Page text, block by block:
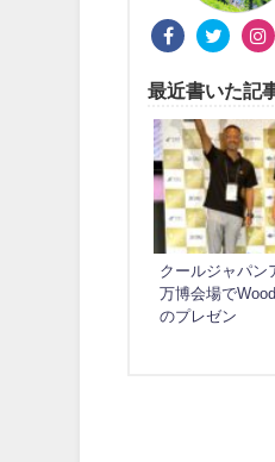
最近書いた記
クールジャパン
万博会場で
のプレゼン